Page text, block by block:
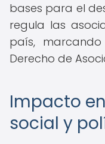
bases para el
regula las
país,
Derecho de
Impacto
social y